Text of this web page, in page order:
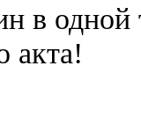
в одной
акта!